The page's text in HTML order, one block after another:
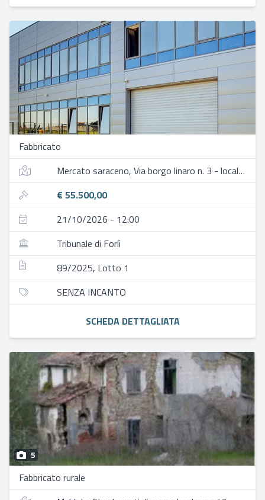
Fabbricato
Mercato saraceno, Via borgo linaro n. 3 - località linaro
€ 55.500,00
21/10/2026 - 12:00
Tribunale di Forlì
89/2025, Lotto 1
SENZA INCANTO
SCHEDA DETTAGLIATA
5
Fabbricato rurale